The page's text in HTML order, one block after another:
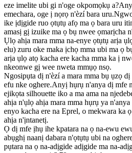
eze imelite ubi gi n'oge okpomọkụ
emechara, oge ị nọrọ n'èzí bara
ike ịdịgide ruo ọtụtụ afọ ma ọ bara uru
amasị gị izuike ma ọ bụ nwee ọmarịcha
Ụlọ ahịa mara mma na-enye ọtụtụ arịa
elu) zuru oke maka ịchọ mma ubi ma ọ
arịa ụlọ atọ kacha ere kacha mma ka ị
nkeonwe gị wee nweta mmụọ nsọ.
Ngosipụta dị n'èzí a mara mma bụ ụzọ
efu nke oghere.Anyị hụrụ n'anya dị mfe
ejikọta silhouette iko a ma ama na
ahịa n'ụlọ ahịa mara mma hụrụ ya
enyo kacha ere na Eprel, o mekwara ka
ahịa n'ịntanetị.
Ọ dị mfe ịhụ ihe kpatara na ọ na-ewu
abụghị naanị dabara n'ọtụtụ ubi na
pụtara na ọ na-adịgide adịgide ma na-